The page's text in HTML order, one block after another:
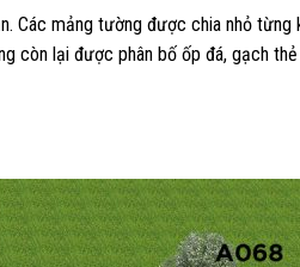
Các mảng tường được chia nhỏ từng
còn lại được phân bố ốp đá, gạch